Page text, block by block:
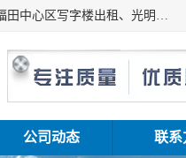
深圳鑫企通投资发展有限公司主营业务：宝安写字楼出租、车公庙写字楼出租、福田写字楼出租、福田中心区写字楼出租、光明写字楼出租、后海写字楼出租、科技园写字楼出租、南山写字楼出租等。公司专注为写字楼提供整体解决方案的化服务，依托于长期的写字楼线下运营经验和积累，以及丰富的互联网从业经验，拥有完善的服务架构体系、丰富的行业经验、与充分的销售资源。
公司动态 联系